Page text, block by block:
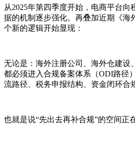
从2025年第四季度开始，电商平台向
据的机制逐步强化。再叠加近期《海
个新的逻辑开始显现：
无论是：海外注册公司、海外仓建设
都必须进入合规备案体系（ODI路径
流路径、税务申报结构、资金闭环合
也就是说“先出去再补合规”的空间正